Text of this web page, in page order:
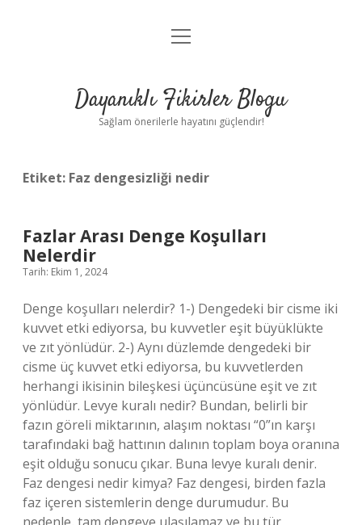
Anasayfa
Yasal Uyarı
menüyü
Dayanıklı Fikirler Blogu
Sağlam önerilerle hayatını güçlendir!
Etiket: Faz dengesizliği nedir
Fazlar Arası Denge Koşulları
Nelerdir
Tarih: Ekim 1, 2024
Denge koşulları nelerdir? 1-) Dengedeki bir cisme iki
kuvvet etki ediyorsa, bu kuvvetler eşit büyüklükte
ve zıt yönlüdür. 2-) Aynı düzlemde dengedeki bir
cisme üç kuvvet etki ediyorsa, bu kuvvetlerden
herhangi ikisinin bileşkesi üçüncüsüne eşit ve zıt
yönlüdür. Levye kuralı nedir? Bundan, belirli bir
fazın göreli miktarının, alaşım noktası “0”ın karşı
tarafındaki bağ hattının dalının toplam boya oranına
eşit olduğu sonucu çıkar. Buna levye kuralı denir.
Faz dengesi nedir kimya? Faz dengesi, birden fazla
faz içeren sistemlerin denge durumudur. Bu